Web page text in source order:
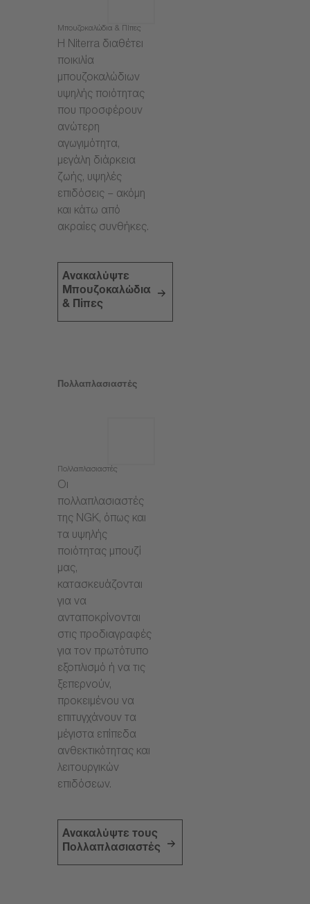
Μπουζοκαλώδια & Πίπες
Η Niterra διαθέτει
ποικιλία
μπουζοκαλώδιων
υψηλής ποιότητας
που προσφέρουν
ανώτερη
αγωγιμότητα,
μεγάλη διάρκεια
ζωής, υψηλές
επιδόσεις – ακόμη
και κάτω από
ακραίες συνθήκες.
Ανακαλύψτε
Μπουζοκαλώδια
& Πίπες
Πολλαπλασιαστές
Πολλαπλασιαστές
Οι
πολλαπλασιαστές
της NGK, όπως και
τα υψηλής
ποιότητας μπουζί
μας,
κατασκευάζονται
για να
ανταποκρίνονται
στις προδιαγραφές
για τον πρωτότυπο
εξοπλισμό ή να τις
ξεπερνούν,
προκειμένου να
επιτυγχάνουν τα
μέγιστα επίπεδα
ανθεκτικότητας και
λειτουργικών
επιδόσεων.
Ανακαλύψτε τους
Πολλαπλασιαστές